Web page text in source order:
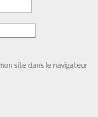
site dans le navigateur